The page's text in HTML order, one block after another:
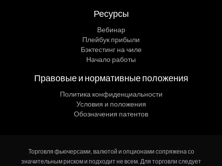
Ресурсы
Вебинар
Плейбук прибыли
Бэктестинг на чиле
Начало работы
Правовые и нормативные положения
Политика конфиденциальности
Условия и положения
Обозначения патентов
Торговля фьючерсами, валютой и опционами сопряжена со
значительным риском и подходит не всем. Для торговли следует